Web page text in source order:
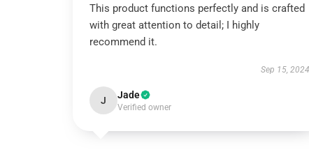
This product functions perfectly and is crafted
with great attention to detail; I highly
recommend it.
Sep 15, 2024
J Jade
Verified owner